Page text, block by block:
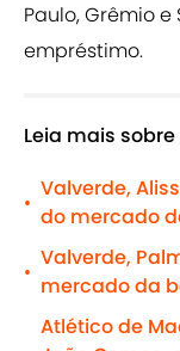
Paulo, Grêmio
empréstimo.
Leia mais
•
Valverde,
do mercado
•
Valverde,
mercado da
Atlético de